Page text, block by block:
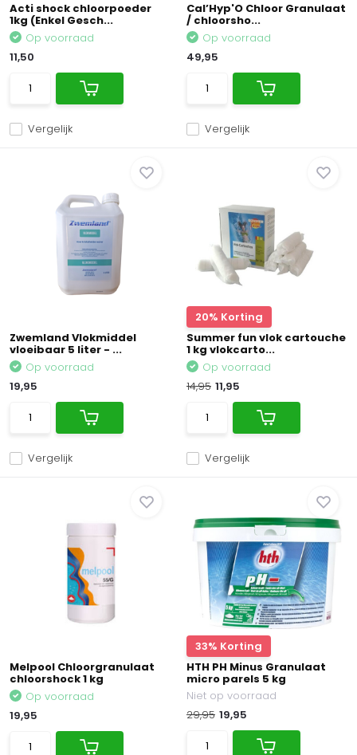
Acti shock chloorpoeder
1kg (Enkel Gesch...
Vergelijk
Op voorraad
11,50
Cal’Hyp'O Chloor Granulaat
/ chloorsho...
Vergelijk
Op voorraad
49,95
Zwemland Vlokmiddel
vloeibaar 5 liter - ...
Vergelijk
Op voorraad
19,95
20% Korting
Summer fun vlok cartouche
1 kg vlokcarto...
Vergelijk
Op voorraad
14,95 11,95
Melpool Chloorgranulaat
chloorshock 1 kg
Op voorraad
19,95
33% Korting
HTH PH Minus Granulaat
micro parels 5 kg
Niet op voorraad
29,95 19,95